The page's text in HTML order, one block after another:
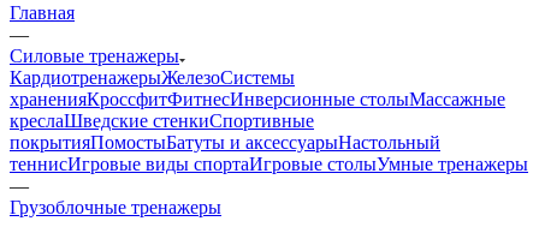
Главная
—
Силовые тренажеры
КардиотренажерыЖелезоСистемы
храненияКроссфитФитнесИнверсионные столыМассажные
креслаШведские стенкиСпортивные
покрытияПомостыБатуты и аксессуарыНастольный
теннисИгровые виды спортаИгровые столыУмные тренажеры
—
Грузоблочные тренажеры